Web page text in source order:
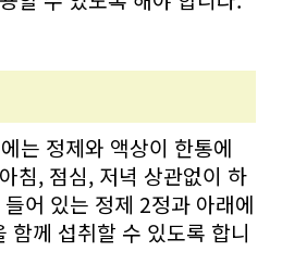
는 정제와 액상이 한통에
침, 점심, 저녁 상관없이 하
어 있는 정제 2정과 아래에
함께 섭취할 수 있도록 합니